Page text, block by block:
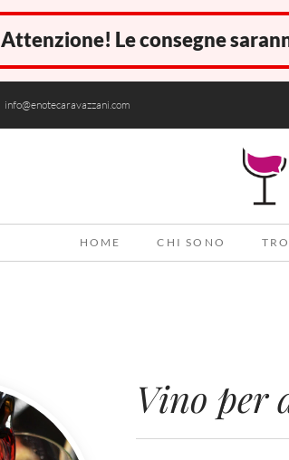
Attenzione! Le consegne
info@enotecaravazzani.com
HOME CHI SONO
Vino per